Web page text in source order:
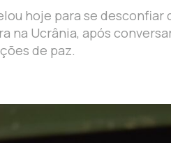
hoje para se
na Ucrânia, após
de paz.